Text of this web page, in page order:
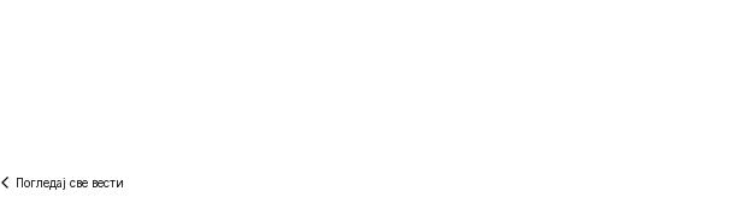
Погледај све вести